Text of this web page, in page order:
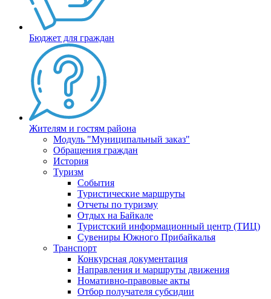
Бюджет для граждан
Жителям и гостям района
Модуль "Муниципальный заказ"
Обращения граждан
История
Туризм
События
Туристические маршруты
Отчеты по туризму
Отдых на Байкале
Туристский информационный центр (ТИЦ)
Сувениры Южного Прибайкалья
Транспорт
Конкурсная документация
Направления и маршруты движения
Номативно-правовые акты
Отбор получателя субсидии